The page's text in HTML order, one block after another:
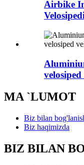
Airbike
MA `LUMOT
Biz bilan
Biz haqimizda
BIZ BILAN